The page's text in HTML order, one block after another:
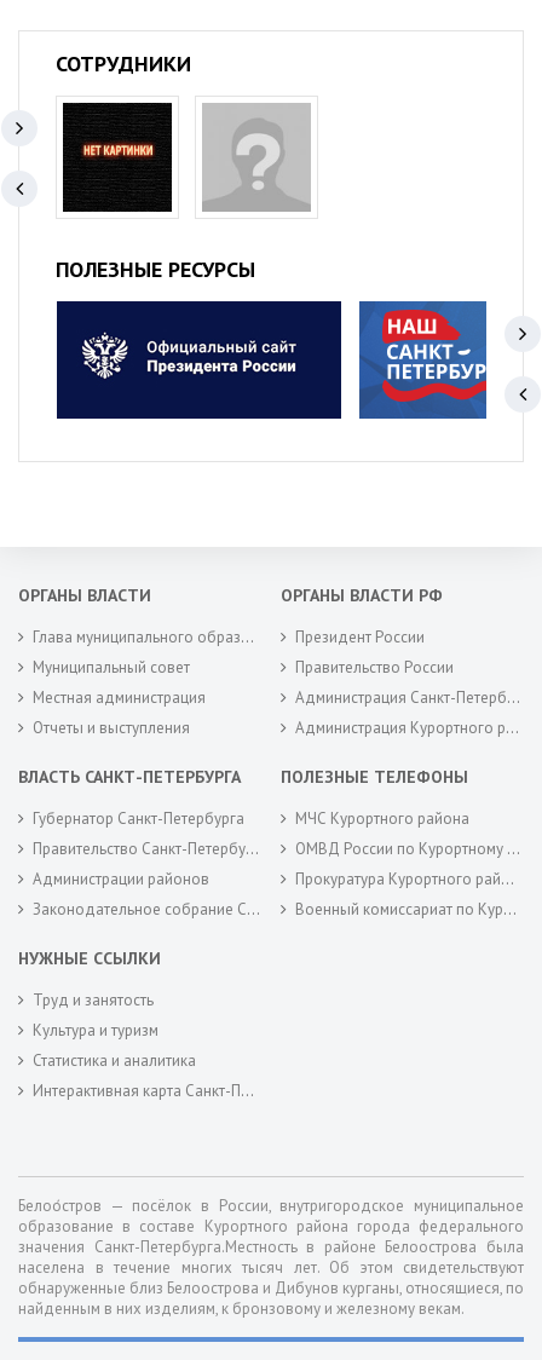
СОТРУДНИКИ
ПОЛЕЗНЫЕ РЕСУРСЫ
ОРГАНЫ ВЛАСТИ
Глава муниципального образования
Муниципальный совет
Местная администрация
Отчеты и выступления
ОРГАНЫ ВЛАСТИ РФ
Президент России
Правительство России
Администрация Санкт-Петербурга
Администрация Курортного района Санкт-Петербурга
ВЛАСТЬ САНКТ-ПЕТЕРБУРГА
Губернатор Санкт-Петербурга
Правительство Санкт-Петербурга
Администрации районов
Законодательное собрание Санкт-Петербурга
ПОЛЕЗНЫЕ ТЕЛЕФОНЫ
МЧС Курортного района
ОМВД России по Курортному району
Прокуратура Курортного района
Военный комиссариат по Курортному районам города Санкт-Петербурга
НУЖНЫЕ ССЫЛКИ
Труд и занятость
Культура и туризм
Статистика и аналитика
Интерактивная карта Санкт-Петербурга
Белоо́стров — посёлок в России, внутригородское муниципальное
образование в составе Курортного района города федерального
значения Санкт-Петербурга.Местность в районе Белоострова была
населена в течение многих тысяч лет. Об этом свидетельствуют
обнаруженные близ Белоострова и Дибунов курганы, относящиеся, по
найденным в них изделиям, к бронзовому и железному векам.